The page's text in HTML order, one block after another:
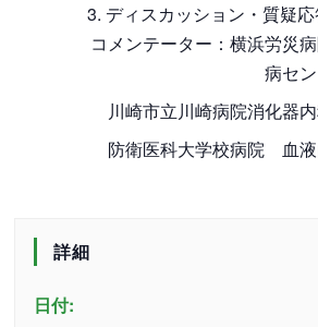
ディスカッション・質疑
コメンテーター：横浜労災
病セ
川崎市立川崎病院消化
防衛医科大学校病院 血
詳細
日付: